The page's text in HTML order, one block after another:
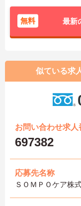
無料 最新
似ている求
お問い合わせ求人
697382
応募先名称
ＳＯＭＰＯケア株